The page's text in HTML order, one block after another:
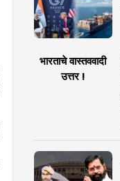
भारताचे वास्तववादी
उत्तर !